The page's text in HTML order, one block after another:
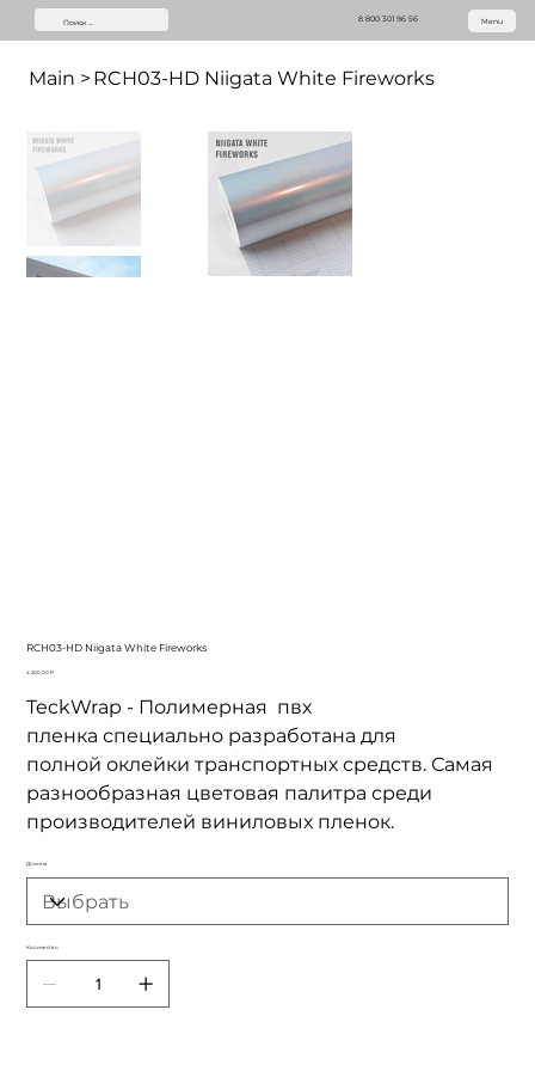
8 800 301 96 56 Menu
Main > RCH03-HD Niigata White Fireworks
RCH03-HD Niigata White Fireworks
Цена
4 200,00 ₽
TeckWrap - Полимерная пвх
пленка специально разработана для
полной оклейки транспортных средств. Самая
разнообразная цветовая палитра среди
производителей виниловых пленок.
Длинна
Количество